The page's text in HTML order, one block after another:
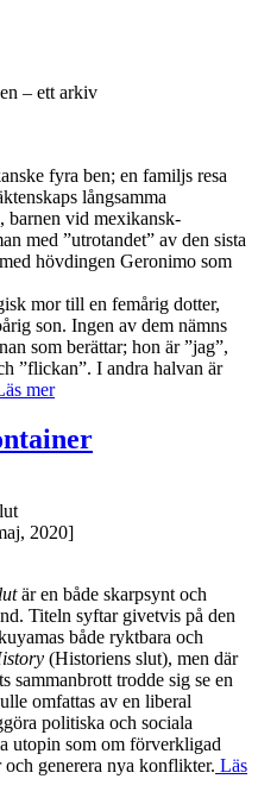
– ett arkiv
fyra ben; en familjs resa
långsamma
barnen vid mexikansk-
med ”utrotandet” av den sista
hövdingen Geronimo som
mor till en femårig dotter,
son. Ingen av dem nämns
som berättar; hon är ”jag”,
”flickan”. I andra halvan är
mer
2020]
är en både skarpsynt och
Titeln syftar givetvis på den
både ryktbara och
(Historiens slut), men där
sammanbrott trodde sig se en
omfattas av en liberal
politiska och sociala
utopin som om förverkligad
generera nya konflikter. Läs